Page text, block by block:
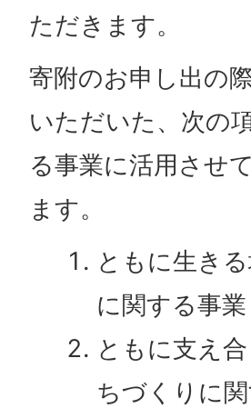
ただきます。
寄附のお申し出の
いただいた、次の
る事業に活用させ
ます。
ともに生き
に関する事業
ともに支え
ちづくりに